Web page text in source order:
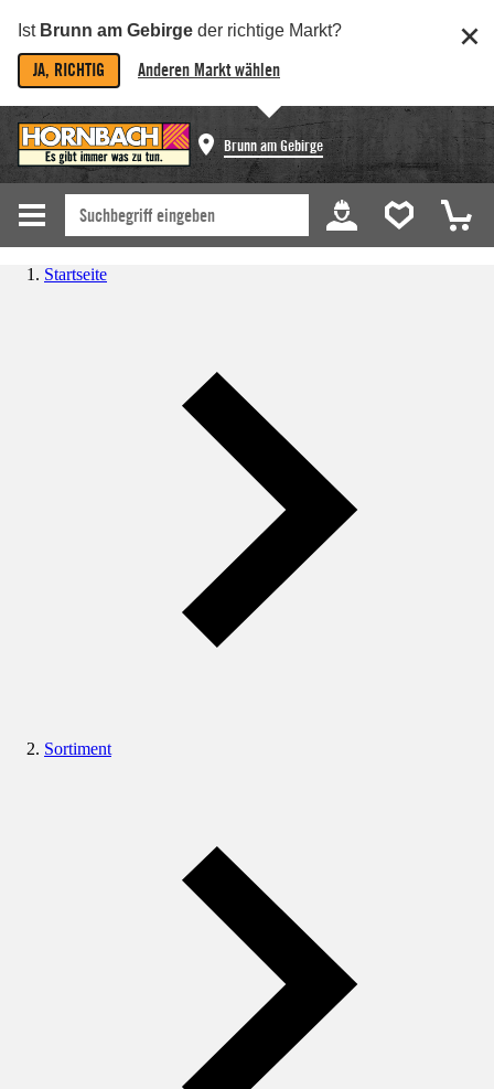
Ist Brunn am Gebirge der richtige Markt?
JA, RICHTIG Anderen Markt wählen
Brunn am Gebirge
Startseite
Sortiment